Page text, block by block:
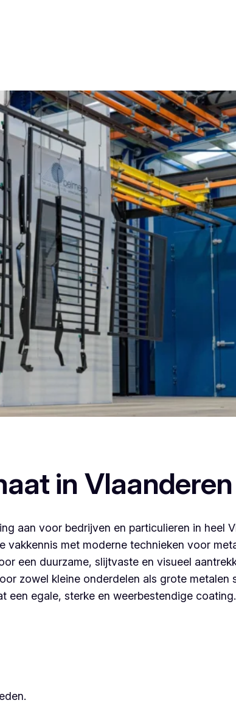
in
aan voor bedrijven en particulieren in heel
vakkennis met moderne technieken voor
een duurzame, slijtvaste en visueel
zowel kleine onderdelen als grote metalen
een egale, sterke en weerbestendige coating.